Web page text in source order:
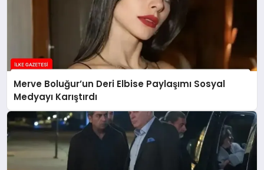
Merve Boluğur’un Deri Elbise Paylaşımı Sosyal
Medyayı Karıştırdı